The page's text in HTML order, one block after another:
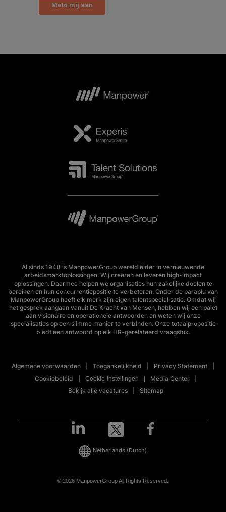
Al sinds 1948 is ManpowerGroup wereldleider in vernieuwende
arbeidsmarktoplossingen. Wij creëren en leveren high-impact
oplossingen. Daarmee helpen we organisaties hun zakelijke doelen te
bereiken en hun concurrentiepositie te verbeteren. Onder de paraplu van
ManpowerGroup heeft elk merk zijn eigen talentspecialisatie. Omdat wij
het gesprek aangaan vanuit De Kracht van Mensen, hebben wij een palet
aan visionaire en operationele antwoorden en weten wij onze
specialisaties op een slimme manier te verbinden. Onze totaalpropositie
biedt een antwoord op elk HR-gerelateerd vraagstuk.
Algemene voorwaarden Toegankelijkheid
Privacy Statement
Cookiebeleid
Cookie-instellingen
Media Center
Bekijk alle vacatures
Sitemap
© 2026 ManpowerGroup All Rights Reserved.
Netherlands (Dutch)